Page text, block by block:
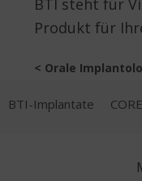
BTI steht für
Produkt für
< Orale
BTI-Implantate